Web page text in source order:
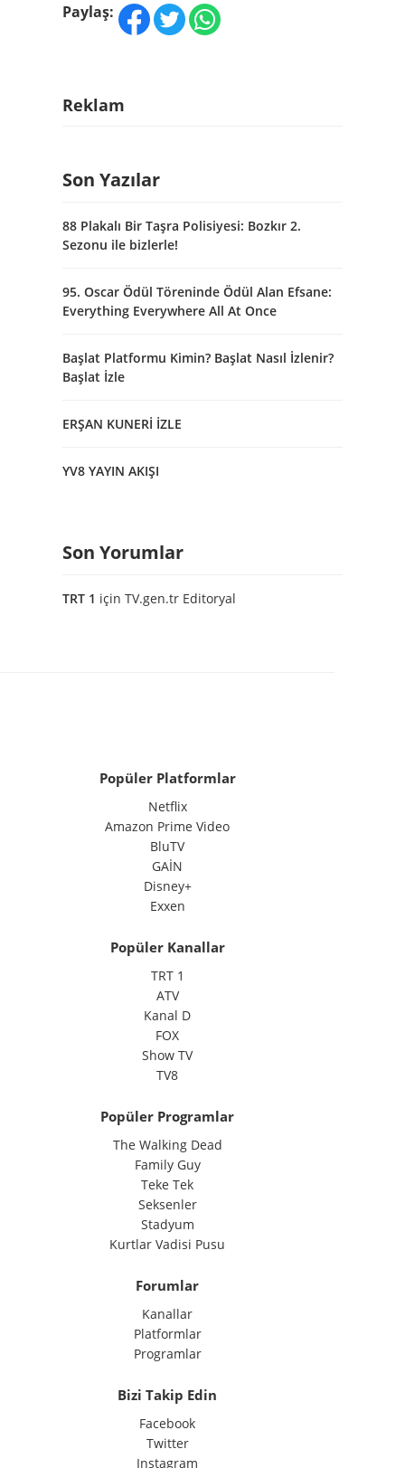
Paylaş:
Reklam
Son Yazılar
88 Plakalı Bir Taşra Polisiyesi: Bozkır 2.
Sezonu ile bizlerle!
95. Oscar Ödül Töreninde Ödül Alan Efsane:
Everything Everywhere All At Once
Başlat Platformu Kimin? Başlat Nasıl İzlenir?
Başlat İzle
ERŞAN KUNERİ İZLE
YV8 YAYIN AKIŞI
Son Yorumlar
TRT 1 için TV.gen.tr Editoryal
Popüler Platformlar
Netflix
Amazon Prime Video
BluTV
GAİN
Disney+
Exxen
Popüler Kanallar
TRT 1
ATV
Kanal D
FOX
Show TV
TV8
Popüler Programlar
The Walking Dead
Family Guy
Teke Tek
Seksenler
Stadyum
Kurtlar Vadisi Pusu
Forumlar
Kanallar
Platformlar
Programlar
Bizi Takip Edin
Facebook
Twitter
Instagram